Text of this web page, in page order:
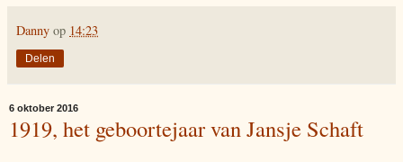
Danny op 14:23
Delen
6 oktober 2016
1919, het geboortejaar van Jansje Schaft